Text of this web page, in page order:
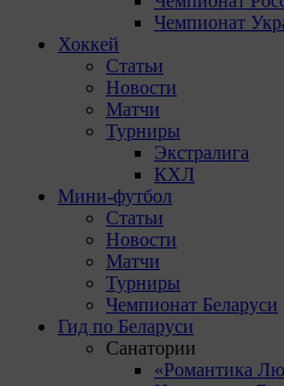
Чемпионат
Хоккей
Статьи
Новости
Матчи
Турниры
Экстралига
КХЛ
Мини-футбол
Статьи
Новости
Матчи
Турниры
Чемпионат Беларуси
Гид по Беларуси
Санатории
«Романтика